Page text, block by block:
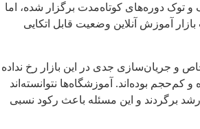
و توک دوره‌های کوتاه‌مدت برگزار شده، اما
آموزش آنلاین وضعیت قابل اتکایی
خاص و جریان‌سازی جدی در این بازار رخ نداده
و کم‌حجم بوده‌اند. آموزشگاه‌ها نتوانسته‌اند
برگردند و این مسئله باعث رکود نسبی